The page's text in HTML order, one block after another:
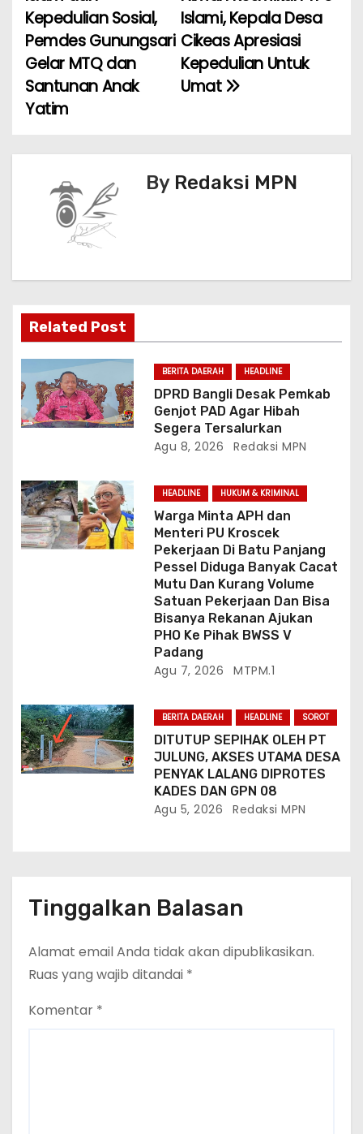
o
o
k
p
p
a
v
i
g
a
o
s
Islami, Kepala Desa
Cikeas Apresiasi
Kepedulian Untuk
Umat
Kepedulian Sosial,
Pemdes Gunungsari
Gelar MTQ dan
Santunan Anak
Yatim
By Redaksi MPN
Related Post
BERITA DAERAH HEADLINE
DPRD Bangli Desak Pemkab
Genjot PAD Agar Hibah
Segera Tersalurkan
Agu 8, 2026 Redaksi MPN
HEADLINE HUKUM & KRIMINAL
Warga Minta APH dan
Menteri PU Kroscek
Pekerjaan Di Batu Panjang
Pessel Diduga Banyak Cacat
Mutu Dan Kurang Volume
Satuan Pekerjaan Dan Bisa
Bisanya Rekanan Ajukan
PHO Ke Pihak BWSS V
Padang
Agu 7, 2026 MTPM.1
BERITA DAERAH HEADLINE SOROT
DITUTUP SEPIHAK OLEH PT
JULUNG, AKSES UTAMA DESA
PENYAK LALANG DIPROTES
KADES DAN GPN 08
Agu 5, 2026 Redaksi MPN
Tinggalkan Balasan
Alamat email Anda tidak akan dipublikasikan.
Ruas yang wajib ditandai *
Komentar *